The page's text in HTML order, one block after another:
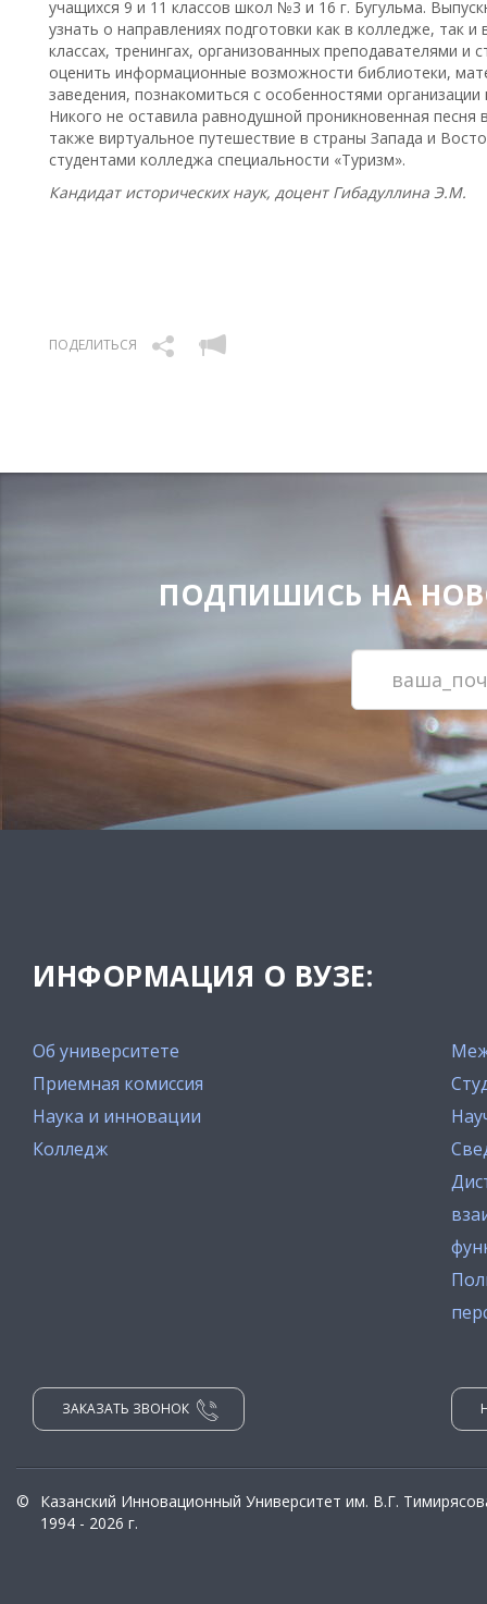
учащихся 9 и 11 классов школ №3 и 16 г. Бугульма.
узнать о направлениях подготовки как в колледже, так и
классах, тренингах, организованных преподавателями
оценить информационные возможности библиотеки,
заведения, познакомиться с особенностями
Никого не оставила равнодушной проникновенная
также виртуальное путешествие в страны Запада и
студентами колледжа специальности «Туризм».
Кандидат исторических наук, доцент Гибадуллина Э.М.
ПОДЕЛИТЬСЯ
ПОДПИШИСЬ НА
ИНФОРМАЦИЯ О ВУЗЕ:
Об университете
Приемная комиссия
Наука и инновации
Колледж
ЗАКАЗАТЬ ЗВОНОК
©
Казанский Инновационный Университет им. В.Г.
1994 - 2026 г.